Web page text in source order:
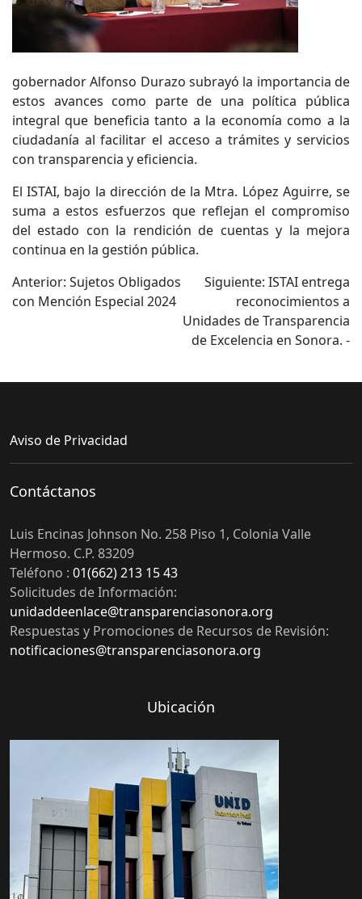
gobernador Alfonso Durazo subrayó la importancia de
estos avances como parte de una política pública
integral que beneficia tanto a la economía como a la
ciudadanía al facilitar el acceso a trámites y servicios
con transparencia y eficiencia.
El ISTAI, bajo la dirección de la Mtra. López Aguirre, se
suma a estos esfuerzos que reflejan el compromiso
del estado con la rendición de cuentas y la mejora
continua en la gestión pública.
Navegación
de
Anterior: Sujetos Obligados
con Mención Especial 2024
Siguiente: ISTAI entrega
reconocimientos a
Unidades de Transparencia
de Excelencia en Sonora. -
Aviso de Privacidad
Contáctanos
Luis Encinas Johnson No. 258 Piso 1, Colonia Valle
Hermoso. C.P. 83209
Teléfono : 01(662) 213 15 43
Solicitudes de Información:
unidaddeenlace@transparenciasonora.org
Respuestas y Promociones de Recursos de Revisión:
notificaciones@transparenciasonora.org
Ubicación